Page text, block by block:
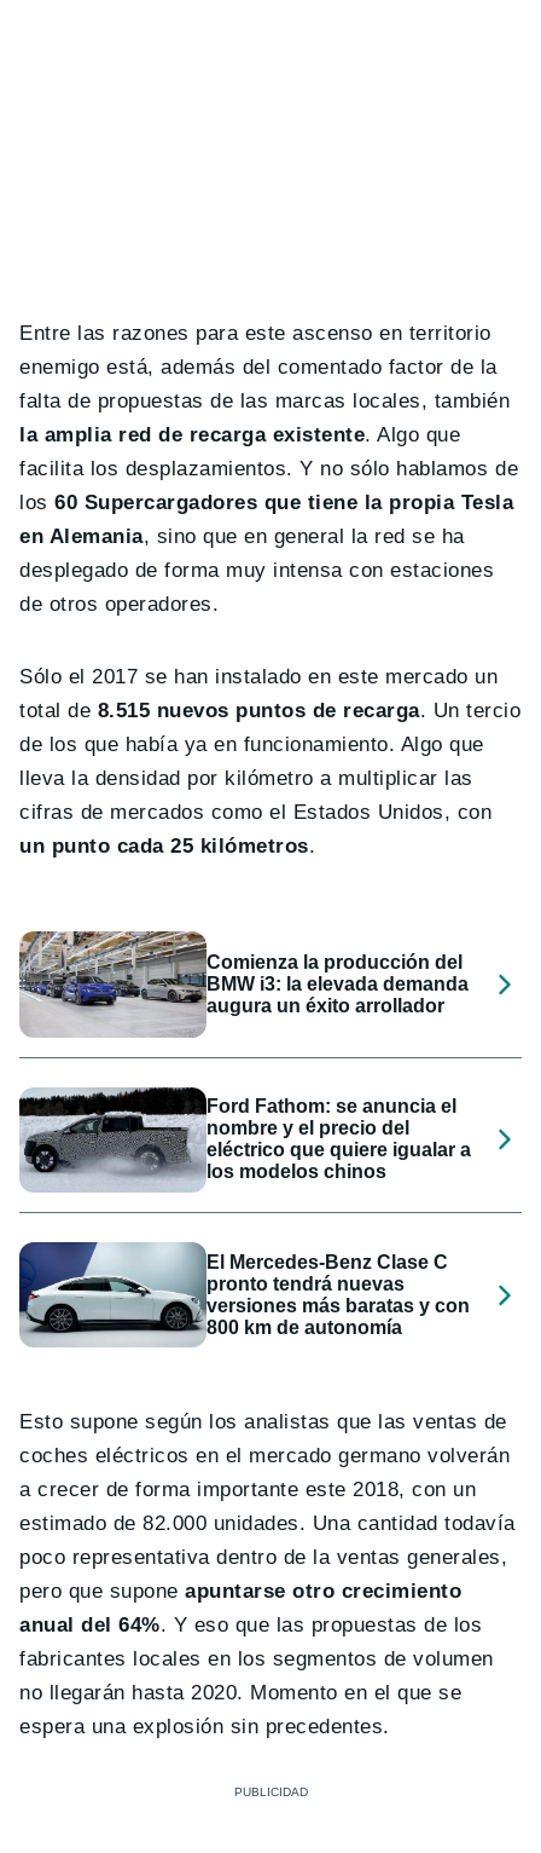
Entre las razones para este ascenso en territorio
enemigo está, además del comentado factor de la
falta de propuestas de las marcas locales, también
la amplia red de recarga existente. Algo que
facilita los desplazamientos. Y no sólo hablamos de
los60 Supercargadores que tiene la propia Tesla
en Alemania, sino que en general la red se ha
desplegado de forma muy intensa con estaciones
de otros operadores.
Sólo el 2017 se han instalado en este mercado un
total de 8.515 nuevos puntos de recarga. Un tercio
de los que había ya en funcionamiento. Algo que
lleva la densidad por kilómetro a multiplicar las
cifras de mercados como el Estados Unidos, con
un punto cada 25 kilómetros.
Comienza la producción del
BMW i3: la elevada demanda
augura un éxito arrollador
Ford Fathom: se anuncia el
nombre y el precio del
eléctrico que quiere igualar a
los modelos chinos
El Mercedes-Benz Clase C
pronto tendrá nuevas
versiones más baratas y con
800 km de autonomía
Esto supone según los analistas que las ventas de
coches eléctricos en el mercado germano volverán
a crecer de forma importante este 2018, con un
estimado de 82.000 unidades. Una cantidad todavía
poco representativa dentro de la ventas generales,
pero que supone apuntarse otro crecimiento
anual del 64%. Y eso que las propuestas de los
fabricantes locales en los segmentos de volumen
no llegarán hasta 2020. Momento en el que se
espera una explosión sin precedentes.